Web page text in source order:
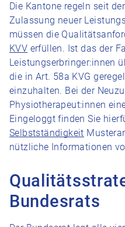
Die Kantone regeln seit
Zulassung neuer
müssen die
KVV erfüllen. Ist das der
Leistungserbringer:innen
die in Art. 58a KVG
einzuhalten. Bei der
Physiotherapeut:innen
Eingeloggt finden Sie
Selbstständigkeit
nützliche Informationen
Bundesrats